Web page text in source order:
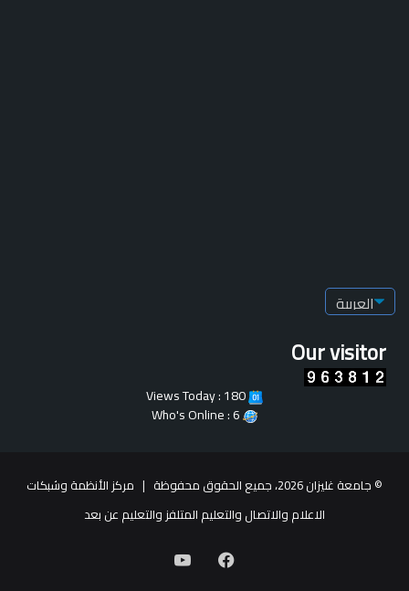
Our visitor
© جامعة غليزان 2026، جميع الحقوق محفوظة |
مركز الأنظمة وشبكات
الاعلام والاتصال والتعليم المتلفز والتعليم عن بعد
فيسبوك